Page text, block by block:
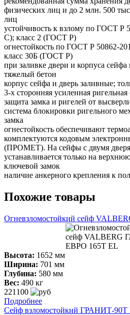
физических лиц и до 2 млн. 500
лиц
устойчивость к взлому по ГОСТ Р
С); класс 2 (ГОСТ Р)
огнестойкость по ГОСТ Р 50862-
класс 30Б (ГОСТ Р)
при заливке двери и корпуса
тяжелый бетон
корпус сейфа и дверь заливные;
3-х сторонняя усиленная
защита замка и ригелей от
система блокировки ригельного
замка
огнестойкость обеспечивают
комплектуются кодовым
(ПРОМЕТ). На сейфы с двумя
устанавливается только на
ключевой замок
наличие анкерного крепления к
Похожие товары
Огневзломостойкий сейф
Высота: 1652 мм
Ширина: 701 мм
Глубина: 580 мм
Вес: 490 кг
221100
Подробнее
Сейф взломостойкий ГРАНИТ-90T